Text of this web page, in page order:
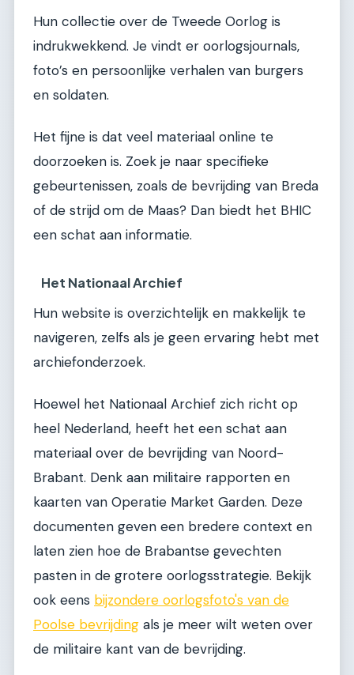
Hun collectie over de Tweede Oorlog is
indrukwekkend. Je vindt er oorlogsjournals,
foto’s en persoonlijke verhalen van burgers
en soldaten.
Het fijne is dat veel materiaal online te
doorzoeken is. Zoek je naar specifieke
gebeurtenissen, zoals de bevrijding van Breda
of de strijd om de Maas? Dan biedt het BHIC
een schat aan informatie.
Het Nationaal Archief
Hun website is overzichtelijk en makkelijk te
navigeren, zelfs als je geen ervaring hebt met
archiefonderzoek.
Hoewel het Nationaal Archief zich richt op
heel Nederland, heeft het een schat aan
materiaal over de bevrijding van Noord-
Brabant. Denk aan militaire rapporten en
kaarten van Operatie Market Garden. Deze
documenten geven een bredere context en
laten zien hoe de Brabantse gevechten
pasten in de grotere oorlogsstrategie. Bekijk
ook eens bijzondere oorlogsfoto's van de
Poolse bevrijding als je meer wilt weten over
de militaire kant van de bevrijding.